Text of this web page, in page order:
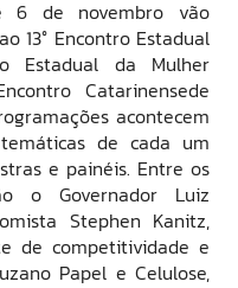
6 de novembro vão
13° Encontro Estadual
Estadual da Mulher
Catarinensede
acontecem
de cada um
e painéis. Entre os
o Governador Luiz
Stephen Kanitz,
de competitividade e
Papel e Celulose,